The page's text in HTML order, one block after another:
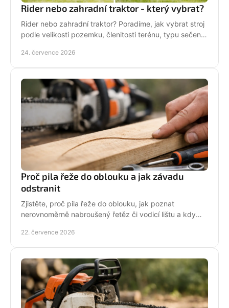
Rider nebo zahradní traktor - který vybrat?
Rider nebo zahradní traktor? Poradíme, jak vybrat stroj
podle velikosti pozemku, členitosti terénu, typu sečení
24. července 2026
Proč pila řeže do oblouku a jak závadu
odstranit
Zjistěte, proč pila řeže do oblouku, jak poznat
nerovnoměrně nabroušený řetěz či vodicí lištu a kdy
22. července 2026